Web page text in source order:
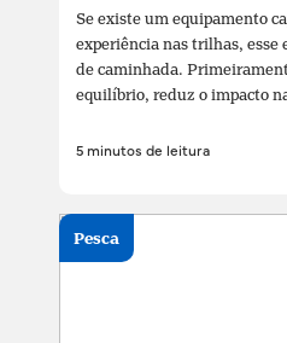
Se existe um equipamento
experiência nas trilhas, esse
de caminhada.
equilíbrio, reduz o impacto
5 minutos de leitura
Pesca